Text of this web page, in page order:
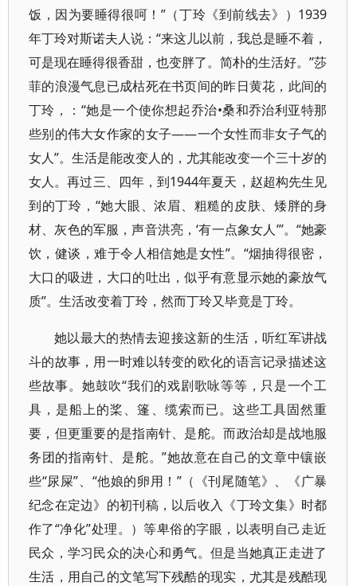
饭，因为要睡得很呵！”（丁玲《到前线去》）1939
年丁玲对斯诺夫人说：“来这儿以前，我总是睡不着，
可是现在睡得很香甜，也变胖了。简朴的生活好。”莎
菲的浪漫气息已成枯死在书页间的昨日黄花，此间的
丁玲，：“她是一个使你想起乔治•桑和乔治利亚特那
些别的伟大女作家的女子——一个女性而非女子气的
女人”。生活是能改变人的，尤其能改变一个三十岁的
女人。再过三、四年，到1944年夏天，赵超构先生见
到的丁玲，“她大眼、浓眉、粗糙的皮肤、矮胖的身
材、灰色的军服，声音洪亮，‘有一点象女人’”。“她豪
饮，健谈，难于令人相信她是女性”。“烟抽得很密，
大口的吸进，大口的吐出，似乎有意显示她的豪放气
质”。生活改变着丁玲，然而丁玲又毕竟是丁玲。
她以最大的热情去迎接这新的生活，听红军讲战
斗的故事，用一时难以转变的欧化的语言记录描述这
些故事。她鼓吹“我们的戏剧歌咏等等，只是一个工
具，是船上的桨、篷、缆索而已。这些工具固然重
要，但更重要的是指南针、是舵。而政治却是战地服
务团的指南针、是舵。”她故意在自己的文章中镶嵌
些“尿屎”、“他娘的卵用！”（《刊尾随笔》、《广暴
纪念在定边》的初刊稿，以后收入《丁玲文集》时都
作了“净化”处理。）等卑俗的字眼，以表明自己走近
民众，学习民众的决心和勇气。但是当她真正走进了
生活，用自己的文笔写下残酷的现实，尤其是残酷现